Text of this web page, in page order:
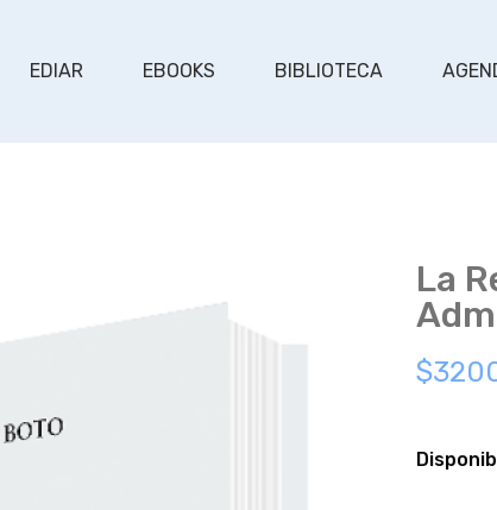
EDIAR EBOOKS BIBLIOTECA
La